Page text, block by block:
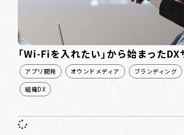
「Wi-Fiを入れたい」から始まったDX
アプリ開発 オウンドメディア ブランディング
組織DX